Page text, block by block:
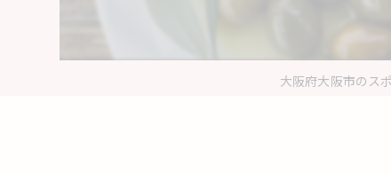
大阪府大阪市のス